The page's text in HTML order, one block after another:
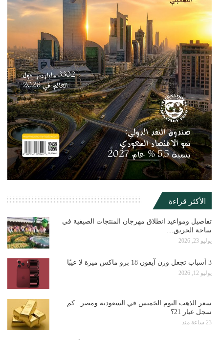
الأكثر قراءة
تفاصيل ومواعيد انطلاق مهرجان المنتجات الصيفية في
ساحة الحريق…
يوليو 23, 2026
3 أسباب تجعل وزن آيفون 18 برو ماكس ميزة لا عيبًا
يوليو 12, 2026
سعر الذهب اليوم الخميس في السعودية ومصر.. كم
سجل عيار 21؟
23 ساعة منذ